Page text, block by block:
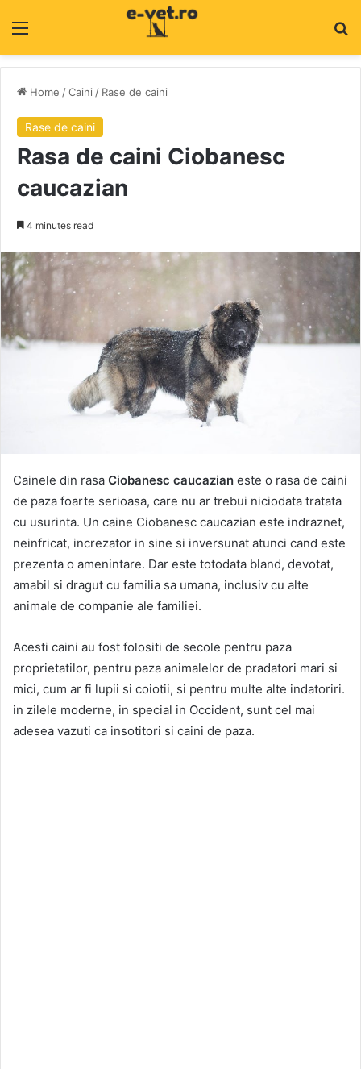
Home /Caini / Rase de caini
Rase de caini
Rasa de caini Ciobanesc
caucazian
4 minutes read
Cainele din rasa Ciobanesc caucazian este o rasa de caini
de paza foarte serioasa, care nu ar trebui niciodata tratata
cu usurinta. Un caine Ciobanesc caucazian este indraznet,
neinfricat, increzator in sine si inversunat atunci cand este
prezenta o amenintare. Dar este totodata bland, devotat,
amabil si dragut cu familia sa umana, inclusiv cu alte
animale de companie ale familiei.
Acesti caini au fost folositi de secole pentru paza
proprietatilor, pentru paza animalelor de pradatori mari si
mici, cum ar fi lupii si coiotii, si pentru multe alte indatoriri.
in zilele moderne, in special in Occident, sunt cel mai
adesea vazuti ca insotitori si caini de paza.